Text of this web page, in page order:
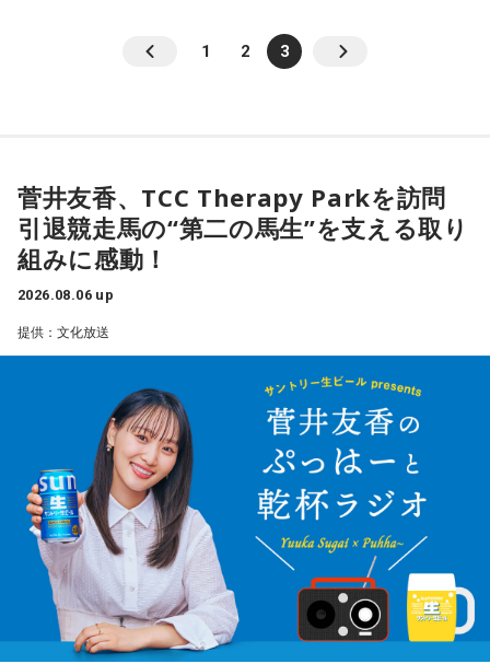
1 2 3
菅井友香、TCC Therapy Parkを訪問
引退競走馬の“第二の馬生”を支える取り
組みに感動！
2026.08.06 up
提供：文化放送